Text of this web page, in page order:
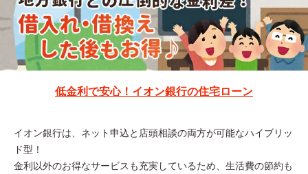
低金利で安心！イオン銀行の住宅ローン
イオン銀行は、ネット申込と店頭相談の両方が可能なハイブリッ
ド型！
金利以外のお得なサービスも充実しているため、生活費の節約も